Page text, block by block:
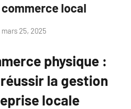
local
mars 25, 2025
physique :
la gestion
locale